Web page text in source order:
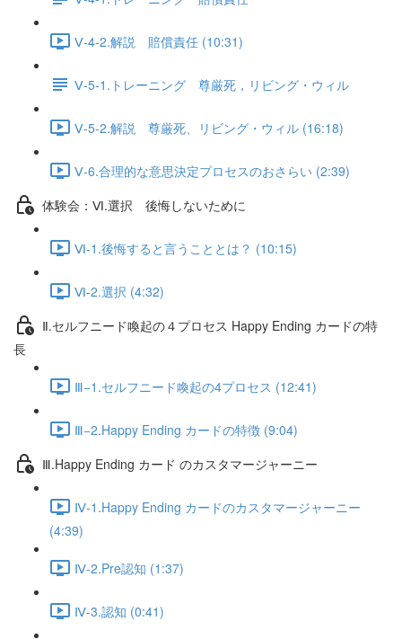
Ⅴ-4-2.解説 賠償責任 (10:31)
Ⅴ-5-1.トレーニング 尊厳死，リビング・ウィル
Ⅴ-5-2.解説 尊厳死、リビング・ウィル (16:18)
Ⅴ-6.合理的な意思決定プロセスのおさらい (2:39)
体験会：Ⅵ.選択 後悔しないために
Ⅵ-1.後悔すると言うこととは？ (10:15)
Ⅵ-2.選択 (4:32)
Ⅱ.セルフニード喚起の４プロセス Happy Ending カードの特
長
Ⅲ−1.セルフニード喚起の4プロセス (12:41)
Ⅲ−2.Happy Ending カードの特徴 (9:04)
Ⅲ.Happy Ending カード のカスタマージャーニー
Ⅳ-1.Happy Ending カードのカスタマージャーニー
(4:39)
Ⅳ-2.Pre認知 (1:37)
Ⅳ-3.認知 (0:41)